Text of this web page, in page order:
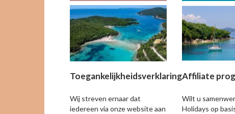
Toegankelijkheidsverklaring
Wij streven ernaar dat
iedereen via onze website aan
Affiliate
Wilt u
Holidays op